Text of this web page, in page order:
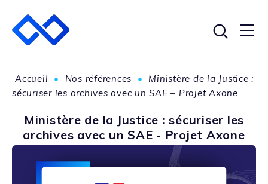
Accueil • Nos références •
Ministère de la Justice :
sécuriser les archives avec un SAE – Projet Axone
Ministère de la Justice : sécuriser les
archives avec un SAE - Projet Axone